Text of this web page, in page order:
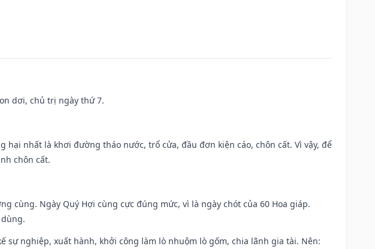
dơi, chủ trị ngày thứ 7.
hại nhất là khơi đường tháo nước, trổ cửa, đầu đơn kiện cáo, chôn cất. Vì vậy, để
chôn cất.
cùng. Ngày Quý Hợi cùng cực đúng mức, vì là ngày chót của 60 Hoa giáp.
sự nghiệp, xuất hành, khởi công làm lò nhuộm lò gốm, chia lãnh gia tài. Nên: